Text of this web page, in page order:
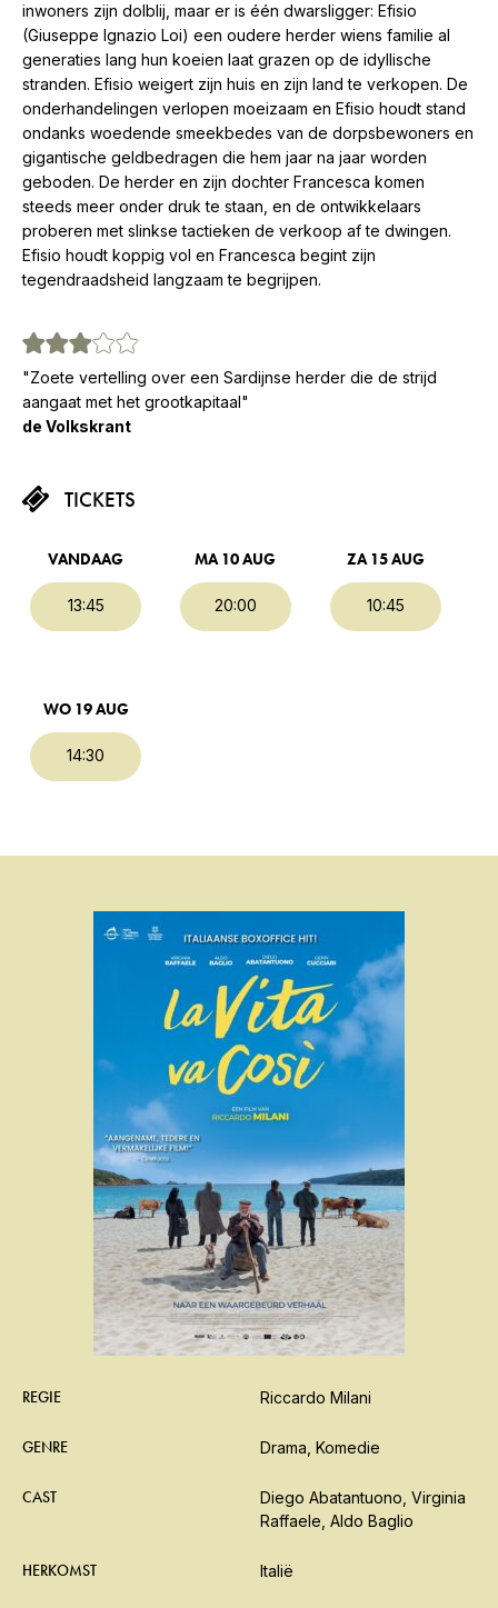
REGIE Riccardo Milani
GENRE Drama, Komedie
CAST
Diego Abatantuono, Virginia
Raffaele, Aldo Baglio
HERKOMST Italië
inwoners zijn dolblij, maar er is één dwarsligger: Efisio
(Giuseppe Ignazio Loi) een oudere herder wiens familie al
generaties lang hun koeien laat grazen op de idyllische
stranden. Efisio weigert zijn huis en zijn land te verkopen. De
onderhandelingen verlopen moeizaam en Efisio houdt stand
ondanks woedende smeekbedes van de dorpsbewoners en
gigantische geldbedragen die hem jaar na jaar worden
geboden. De herder en zijn dochter Francesca komen
steeds meer onder druk te staan, en de ontwikkelaars
proberen met slinkse tactieken de verkoop af te dwingen.
Efisio houdt koppig vol en Francesca begint zijn
tegendraadsheid langzaam te begrijpen.
"Zoete vertelling over een Sardijnse herder die de strijd
aangaat met het grootkapitaal"
de Volkskrant
TICKETS
VANDAAG
13:45
MA 10 AUG
20:00
ZA 15 AUG
10:45
WO 19 AUG
14:30